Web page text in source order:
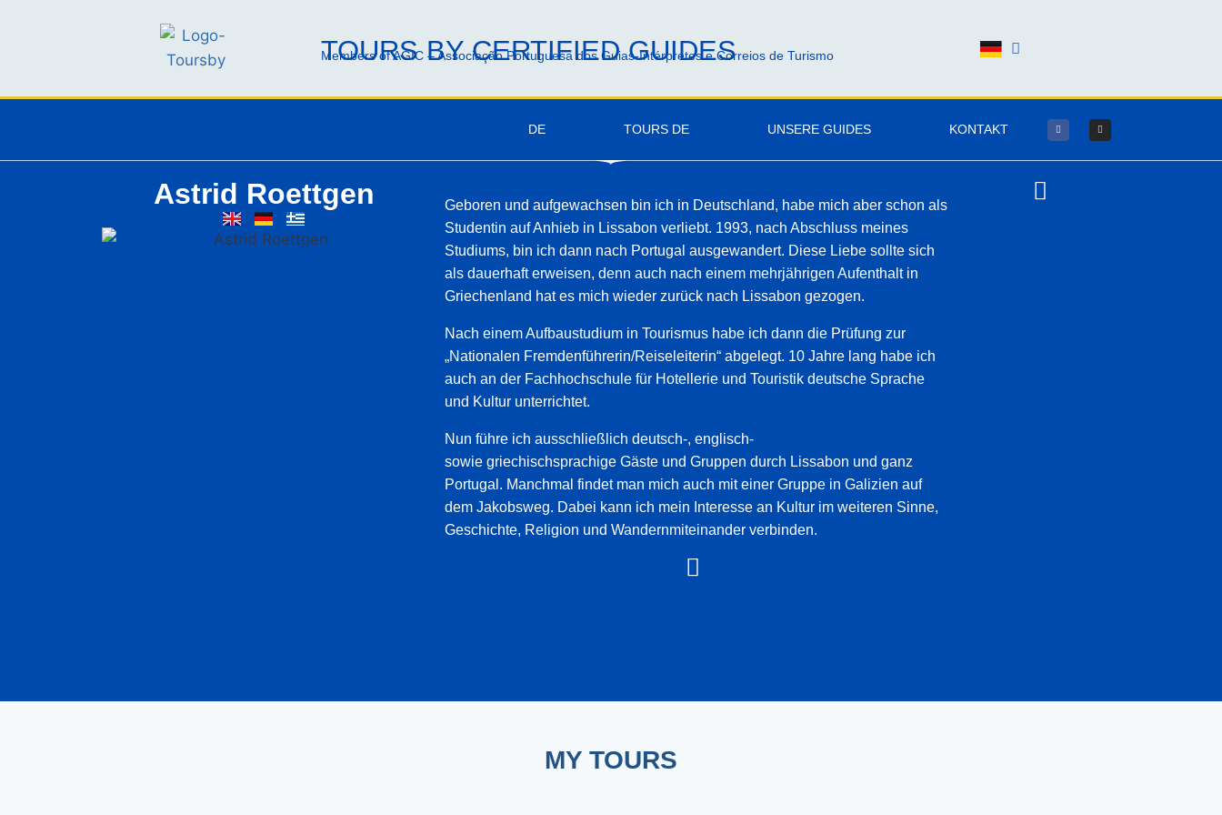
TOURS BY CERTIFIED GUIDES
Members of AGIC – Associação Portuguesa dos Guias-Intérpretes e Correios de Turismo
DE TOURS DE UNSERE GUIDES KONTAKT
Astrid Roettgen
Geboren und aufgewachsen bin ich in Deutschland, habe mich aber schon als
Studentin auf Anhieb in Lissabon verliebt. 1993, nach Abschluss meines
Studiums, bin ich dann nach Portugal ausgewandert. Diese Liebe sollte sich
als dauerhaft erweisen, denn auch nach einem mehrjährigen Aufenthalt in
Griechenland hat es mich wieder zurück nach Lissabon gezogen.
Nach einem Aufbaustudium in Tourismus habe ich dann die Prüfung zur
„Nationalen Fremdenführerin/Reiseleiterin“ abgelegt. 10 Jahre lang habe ich
auch an der Fachhochschule für Hotellerie und Touristik deutsche Sprache
und Kultur unterrichtet.
Nun führe ich ausschließlich deutsch-, englisch-
sowie griechischsprachige Gäste und Gruppen durch Lissabon und ganz
Portugal. Manchmal findet man mich auch mit einer Gruppe in Galizien auf
dem Jakobsweg. Dabei kann ich mein Interesse an Kultur im weiteren Sinne,
Geschichte, Religion und Wandernmiteinander verbinden.
MY TOURS